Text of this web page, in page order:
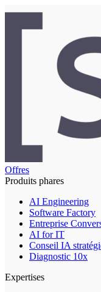
Offres
Produits phares
AI Engineering
Software Factory
Entreprise
AI for IT
Conseil IA
Diagnostic 10x
Expertises